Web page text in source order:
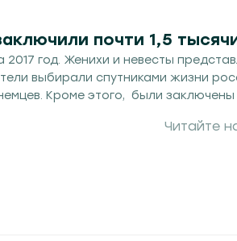
почти 1,5
2017 год. Женихи и невесты
выбирали спутниками жизни
Кроме этого, были
Сирии, Китая, Новой Зеландии,
Читайте